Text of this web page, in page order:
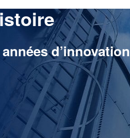
d’innovation